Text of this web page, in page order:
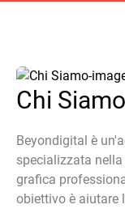
Chi Siamo
Beyondigital è
specializzata
grafica
obiettivo è aiutare